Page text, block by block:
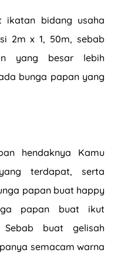
ikatan bidang usaha
2m x 1, 50m, sebab
yang besar lebih
bunga papan yang
hendaknya Kamu
terdapat, serta
papan buat happy
papan buat ikut
Sebab buat gelisah
semacam warna